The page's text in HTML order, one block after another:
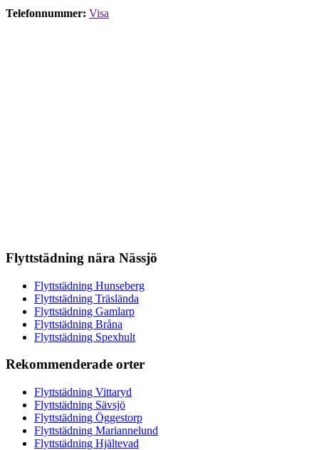
Telefonnummer: Visa
Flyttstädning nära Nässjö
Flyttstädning Hunseberg
Flyttstädning Träslända
Flyttstädning Gamlarp
Flyttstädning Bråna
Flyttstädning Spexhult
Rekommenderade orter
Flyttstädning Vittaryd
Flyttstädning Sävsjö
Flyttstädning Öggestorp
Flyttstädning Mariannelund
Flyttstädning Hjältevad